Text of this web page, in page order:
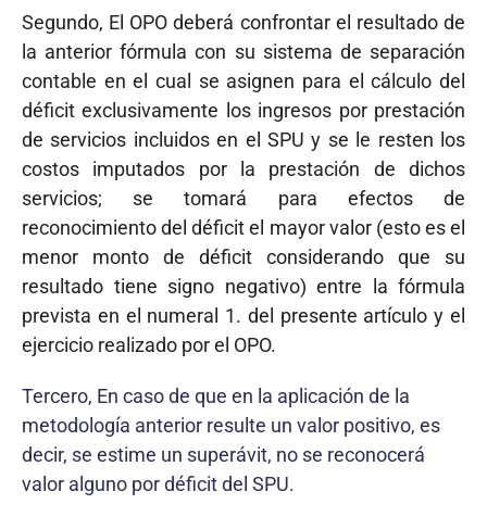
Segundo, El OPO deberá confrontar el resultado de
la anterior fórmula con su sistema de separación
contable en el cual se asignen para el cálculo del
déficit exclusivamente los ingresos por prestación
de servicios incluidos en el SPU y se le resten los
costos imputados por la prestación de dichos
servicios; se tomará para efectos de
reconocimiento del déficit el mayor valor (esto es el
menor monto de déficit considerando que su
resultado tiene signo negativo) entre la fórmula
prevista en el numeral 1. del presente artículo y el
ejercicio realizado por el OPO.
Tercero, En caso de que en la aplicación de la
metodología anterior resulte un valor positivo, es
decir, se estime un superávit, no se reconocerá
valor alguno por déficit del SPU.